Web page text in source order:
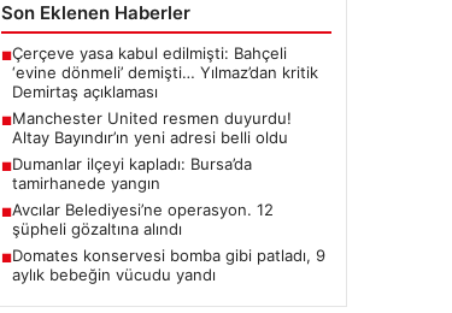
Son Eklenen Haberler
■Çerçeve yasa kabul edilmişti: Bahçeli
‘evine dönmeli’ demişti… Yılmaz’dan kritik
Demirtaş açıklaması
■Manchester United resmen duyurdu!
Altay Bayındır’ın yeni adresi belli oldu
■Dumanlar ilçeyi kapladı: Bursa’da
tamirhanede yangın
■Avcılar Belediyesi’ne operasyon. 12
şüpheli gözaltına alındı
■Domates konservesi bomba gibi patladı, 9
aylık bebeğin vücudu yandı